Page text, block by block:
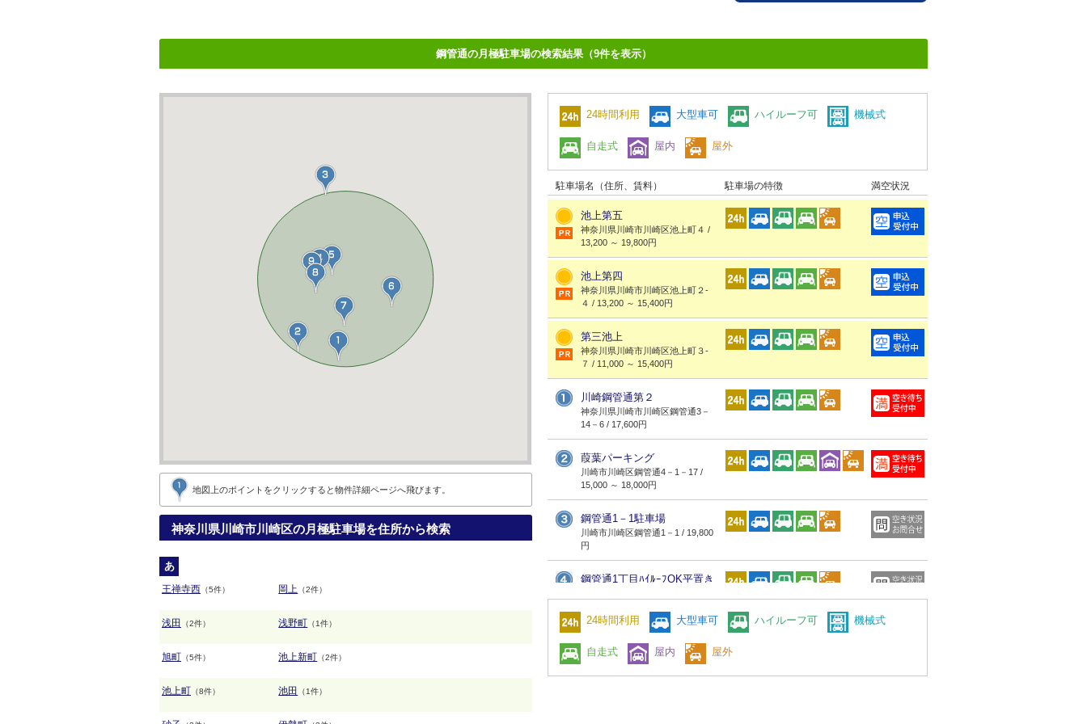
鋼管通の月極駐車場の検索結果（9件を表示）
地図上のポイントをクリックすると物件詳細ページへ飛びます。
神奈川県川崎市川崎区の月極駐車場を住所から検索
あ
王禅寺西 （5件） 岡上 （2件）
浅田 （2件） 浅野町 （1件）
旭町 （5件） 池上新町 （2件）
池上町 （8件） 池田 （1件）
24時間利用 大型車可 ハイルーフ可 機械式
自走式 屋内 屋外
駐車場名（住所、賃料） 駐車場の特徴 満空状況
池上第五
神奈川県川崎市川崎区池上町４ /
13,200 ～ 19,800円
池上第四
神奈川県川崎市川崎区池上町２-
４ / 13,200 ～ 15,400円
第三池上
神奈川県川崎市川崎区池上町３-
７ / 11,000 ～ 15,400円
川崎鋼管通第２
神奈川県川崎市川崎区鋼管通3－
14－6 / 17,600円
葭葉パーキング
川崎市川崎区鋼管通4－1－17 /
15,000 ～ 18,000円
鋼管通1－1駐車場
川崎市川崎区鋼管通1－1 / 19,800
円
鋼管通1丁目ﾊｲﾙｰﾌOK平置き
川崎市川崎区鋼管通1－15 /
18,000 ～ 20,000円
24時間利用 大型車可 ハイルーフ可 機械式
自走式 屋内 屋外